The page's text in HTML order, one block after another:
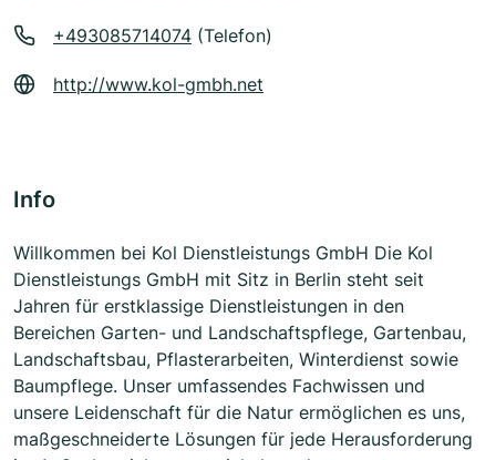
+493085714074 (Telefon)
http://www.kol-gmbh.net
Info
Willkommen bei Kol Dienstleistungs GmbH Die Kol
Dienstleistungs GmbH mit Sitz in Berlin steht seit
Jahren für erstklassige Dienstleistungen in den
Bereichen Garten- und Landschaftspflege, Gartenbau,
Landschaftsbau, Pflasterarbeiten, Winterdienst sowie
Baumpflege. Unser umfassendes Fachwissen und
unsere Leidenschaft für die Natur ermöglichen es uns,
maßgeschneiderte Lösungen für jede Herausforderung